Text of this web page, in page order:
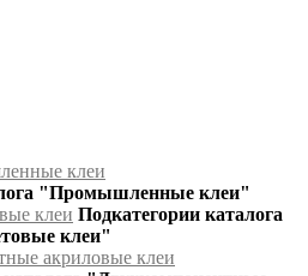
клеи
"Промышленные клеи"
клеи Подкатегории каталога
клеи"
акриловые клеи